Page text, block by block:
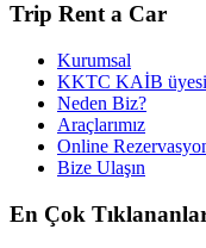
Trip Rent a Car
Kurumsal
KKTC KAİB üyesi
Neden Biz?
Araçlarımız
Online
Bize Ulaşın
En Çok